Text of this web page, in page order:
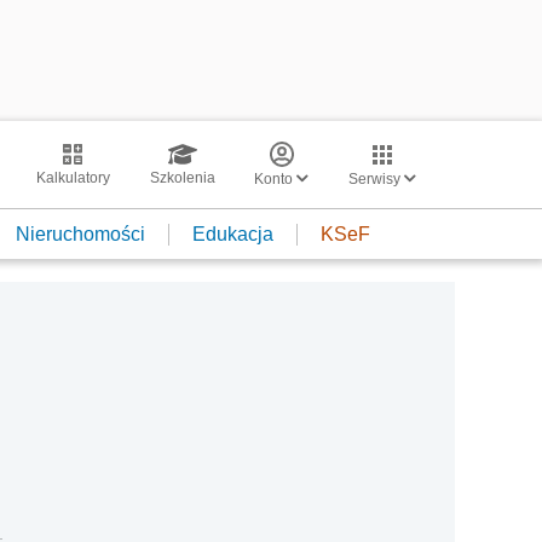
Kalkulatory Szkolenia Konto Serwisy
Nieruchomości Edukacja KSeF